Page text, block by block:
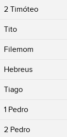
2 Timóteo
Tito
Filemom
Hebreus
Tiago
1 Pedro
2 Pedro